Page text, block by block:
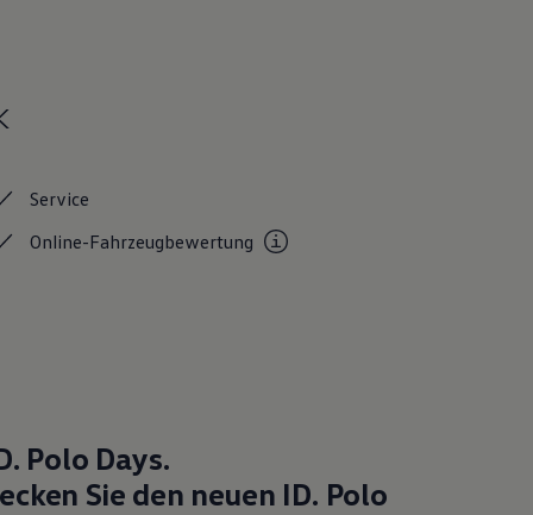
Service
Online-Fahrzeugbewertung
Polo Days.
Sie den neuen ID. Polo